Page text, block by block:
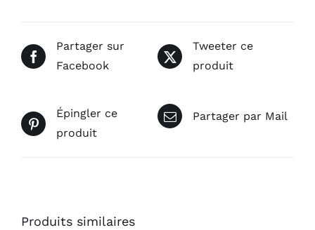
Partager sur
Facebook
Tweeter ce
produit
Épingler ce
produit
Partager par Mail
Produits similaires